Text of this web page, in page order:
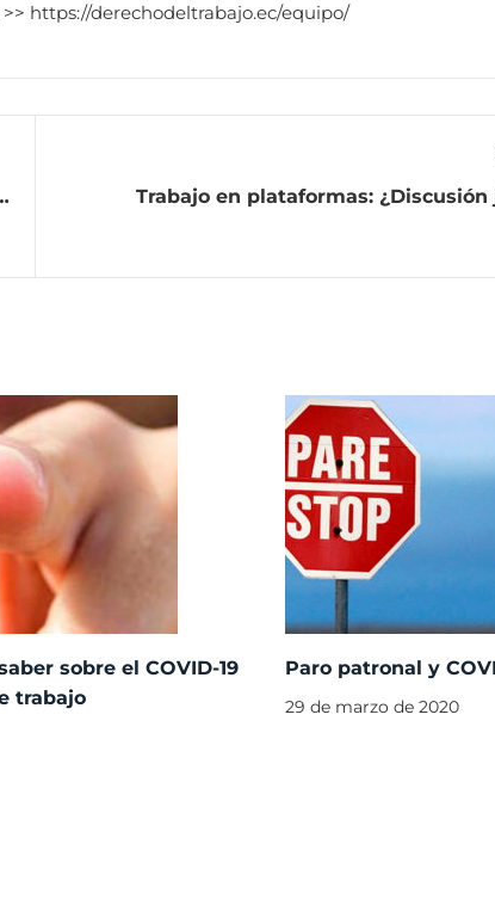
https://derechodeltrabajo.ec/equipo/
Trabajo en plataformas:
sobre el COVID-19
trabajo
Paro patronal y
29 de marzo de 2020